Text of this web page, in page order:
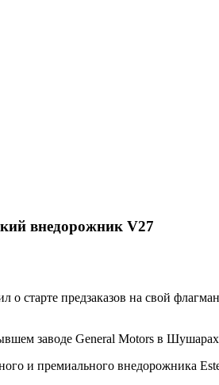
внедорожник V27
о старте предзаказов на свой
заводе General Motors в
и премиального внедорожника